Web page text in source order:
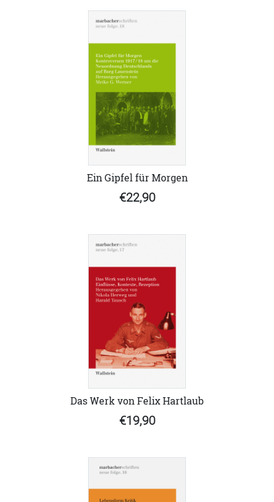
Ein Gipfel für Morgen
€22,90
Das Werk von Felix Hartlaub
€19,90